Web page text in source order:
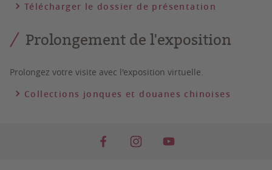
Télécharger le dossier de présentation
Prolongement de l'exposition
Prolongez votre visite avec l'exposition virtuelle.
Collections jonques et douanes chinoises